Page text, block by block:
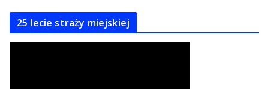
25 lecie straży miejskiej